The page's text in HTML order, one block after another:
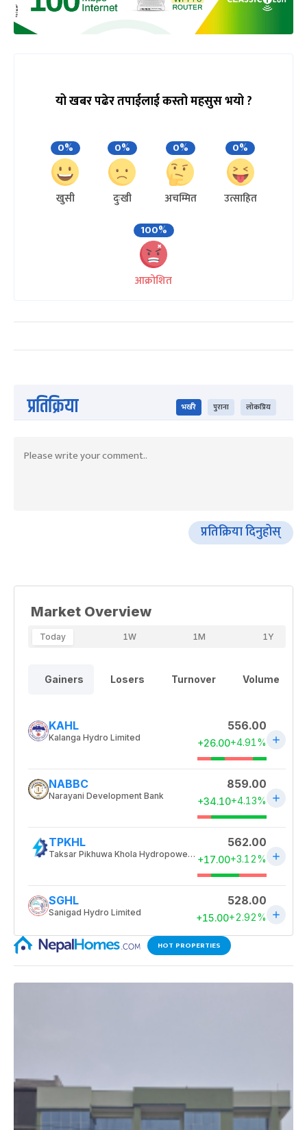
यो खबर पढेर तपाईलाई कस्तो महसुस भयो ?
0%
खुसी
0%
दुःखी
0%
अचम्मित
0%
उत्साहित
100%
आक्रोशित
प्रतिक्रिया भर्खरै पुराना लोकप्रिय
प्रतिक्रिया दिनुहोस्
HOT PROPERTIES